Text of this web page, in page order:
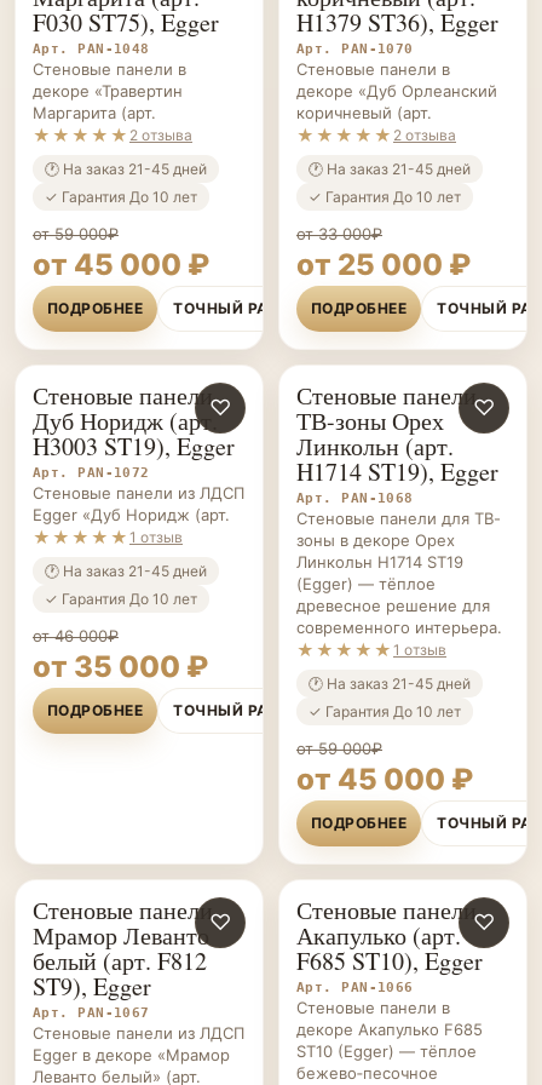
F030 ST75), Egger
Арт. PAN-1048
Стеновые панели в
декоре «Травертин
Маргарита (арт.
★★★★★ 2 отзыва
🕐 На заказ 21-45 дней
✓ Гарантия До 10 лет
от 59 000₽
от 45 000 ₽
ПОДРОБНЕЕ ТОЧНЫЙ РАСЧЁТ
H1379 ST36), Egger
Арт. PAN-1070
Стеновые панели в
декоре «Дуб Орлеанский
коричневый (арт.
★★★★★ 2 отзыва
🕐 На заказ 21-45 дней
✓ Гарантия До 10 лет
от 33 000₽
от 25 000 ₽
ПОДРОБНЕЕ ТОЧНЫЙ
СТЕНОВЫЕ
ПАНЕЛИ НА ЗАКАЗ
♡
Стеновые панели
Дуб Норидж (арт.
H3003 ST19), Egger
Арт. PAN-1072
Стеновые панели из ЛДСП
Egger «Дуб Норидж (арт.
★★★★★ 1 отзыв
🕐 На заказ 21-45 дней
✓ Гарантия До 10 лет
от 46 000₽
от 35 000 ₽
ПОДРОБНЕЕ ТОЧНЫЙ РАСЧЁТ
СТЕНОВЫЕ
ПАНЕЛИ НА ЗАКАЗ
♡
Стеновые панели
ТВ-зоны Орех
Линкольн (арт.
H1714 ST19), Egger
Арт. PAN-1068
Стеновые панели для ТВ-
зоны в декоре Орех
Линкольн H1714 ST19
(Egger) — тёплое
древесное решение для
современного интерьера.
★★★★★ 1 отзыв
🕐 На заказ 21-45 дней
✓ Гарантия До 10 лет
от 59 000₽
от 45 000 ₽
ПОДРОБНЕЕ ТОЧНЫЙ
СТЕНОВЫЕ
ПАНЕЛИ НА ЗАКАЗ
♡
Стеновые панели
Мрамор Леванто
белый (арт. F812
ST9), Egger
Арт. PAN-1067
Стеновые панели из ЛДСП
Egger в декоре «Мрамор
Леванто белый» (арт.
СТЕНОВЫЕ
ПАНЕЛИ НА ЗАКАЗ
♡
Стеновые панели
Акапулько (арт.
F685 ST10), Egger
Арт. PAN-1066
Стеновые панели в
декоре Акапулько F685
ST10 (Egger) — тёплое
бежево‑песочное